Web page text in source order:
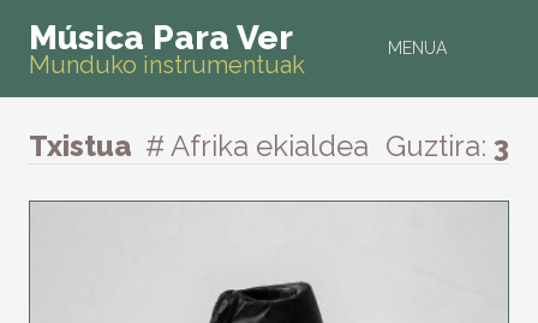
MENUA
Música Para Ver
Munduko instrumentuak
Txistua # Afrika ekialdea Guztira: 3